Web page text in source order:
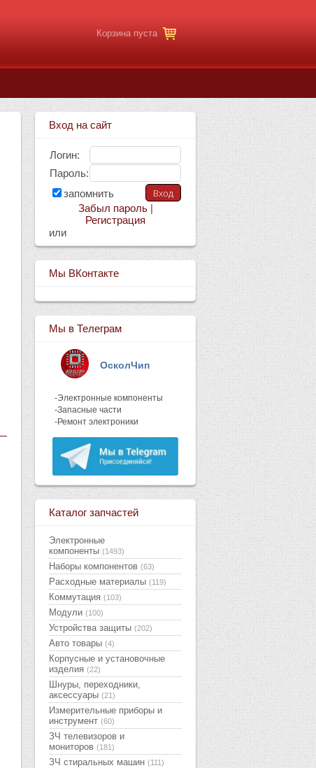
Корзина пуста
Вход на сайт
Логин:
Пароль:
запомнить
Забыл пароль|
Регистрация
или
Мы ВКонтакте
Мы в Телеграм
ОсколЧип
-Электронные компоненты
-Запасные части
-Ремонт электроники
Каталог запчастей
Электронные
компоненты (1493)
Наборы компонентов (63)
Расходные материалы (119)
Коммутация (103)
Модули (100)
Устройства защиты (202)
Авто товары (4)
Корпусные и установочные
изделия (22)
Шнуры, переходники,
аксессуары (21)
Измерительные приборы и
инструмент (60)
ЗЧ телевизоров и
мониторов (181)
ЗЧ стиральных машин (111)